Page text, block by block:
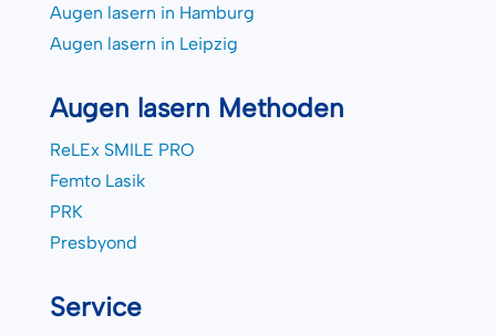
Augen lasern in Hamburg
Augen lasern in Leipzig
Augen lasern Methoden
ReLEx SMILE PRO
Femto Lasik
PRK
Presbyond
Service